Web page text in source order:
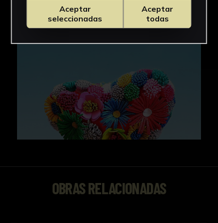
OBRAS RELACIONADAS
Aceptar
seleccionadas
Aceptar
todas